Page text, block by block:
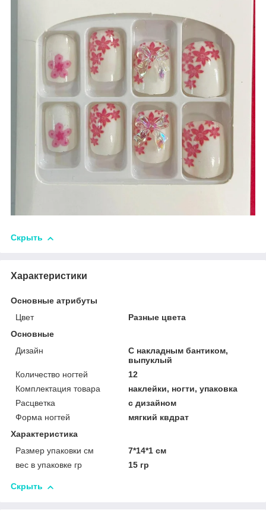
Скрыть
Характеристики
Основные атрибуты
Цвет
Разные цвета
Основные
Дизайн
С накладным бантиком,
выпуклый
Количество ногтей
12
Комплектация товара
наклейки, ногти, упаковка
Расцветка
с дизайном
Форма ногтей
мягкий квдрат
Характеристика
Размер упаковки см
7*14*1 см
вес в упаковке гр
15 гр
Скрыть